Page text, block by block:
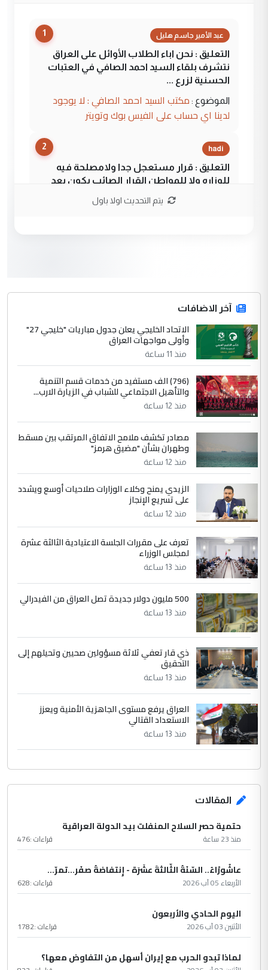
1 عبد الأمير جاسم هليل
التعليق : نحن اباء الطلاب الأوائل على العراق
نتشرف بلقاء السيد احمد الصافي في العتبات
الحسنية لزرع ...
الموضوع : مكتب السيد احمد الصافي : لا يوجود
لدينا اي حساب على الفيس بوك وتويتر
2 hadi
التعليق : قرار مستعجل جدا ولامصلحة فيه
للوزاره ولا للمواطن القرار الصائب يكون بعد
جنسية الرافد الثالث للعراق ومن اصول عريقة
ابا فرات ...
الموضوع :
الجواهري يرد على صدام حسين سل
مضجعيك يابن الزنا (نص كامل)
سردار
التعليق : واحد من عصابة علي ماما يسقط
جنسية الرافد الثالث للعراق ومن اصول عريقة
ابا فرات ...
الجواهري يرد على صدام حسين سل
مضجعيك يابن الزنا (نص كامل)
5 حيدر عاشور
التعليق : تحياتي لك استاذ حامدتركان. كلام
دقيق ومسؤول؛ فالاستثمار الحقيقي للإنسان
الموضوع :
بين الإهمال واغتصاب الأرض.. بلاد
الرافدين تعاني الجفاف والتصحر!!
يتم التحديث اولا باول
آخر الاضافات
الاتحاد الخليجي يعلن جدول مباريات "خليجي 27"
وأولى مواجهات العراق
منذ 11 ساعة
(796) الف مستفيد من خدمات قسم التنمية
والتأهيل الاجتماعي للشباب في الزيارة الارب...
منذ 12 ساعة
مصادر تكشف ملامح الاتفاق المرتقب بين مسقط
وطهران بشأن "مضيق هرمز"
منذ 12 ساعة
الزيدي يمنح وكلاء الوزارات صلاحيات أوسع ويشدد
على تسريع الإنجاز
منذ 12 ساعة
تعرف على مقررات الجلسة الاعتيادية الثالثة عشرة
لمجلس الوزراء
منذ 13 ساعة
500 مليون دولار جديدة تصل العراق من الفيدرالي
منذ 13 ساعة
ذي قار تعفي ثلاثة مسؤولين صحيين وتحيلهم إلى
التحقيق
منذ 13 ساعة
العراق يرفع مستوى الجاهزية الأمنية ويعزز
الاستعداد القتالي
منذ 13 ساعة
المقالات
حتمية حصر السلاح المنفلت بيد الدولة العراقية
منذ 23 ساعة قراءات :476
عاشُورْاءُ.. السّنَةُ الثّالثةَ عشَرَة - إِنتفاضةُ صفَر…تمرّ...
الأربعاء 05 آب 2026 قراءات :628
اليوم الحادي والأربعون
الأثنين 03 آب 2026 قراءات :1782
لماذا تبدو الحرب مع إيران أسهل من التفاوض معها؟